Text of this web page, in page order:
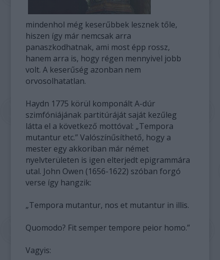
mindenhol még keserűbbek lesznek tőle,
hiszen így már nemcsak arra
panaszkodhatnak, ami most épp rossz,
hanem arra is, hogy régen mennyivel jobb
volt. A keserűség azonban nem
orvosolhatatlan.
Haydn 1775 körül komponált A-dúr
szimfóniájának partitúráját saját kezűleg
látta el a következő mottóval: „Tempora
mutantur etc.” Valószínűsíthető, hogy a
mester egy akkoriban már német
nyelvterületen is igen elterjedt epigrammára
utal. John Owen (1656-1622) szóban forgó
verse így hangzik:
„Tempora mutantur, nos et mutantur in illis.
Quomodo? Fit semper tempore peior homo.”
Vagyis: